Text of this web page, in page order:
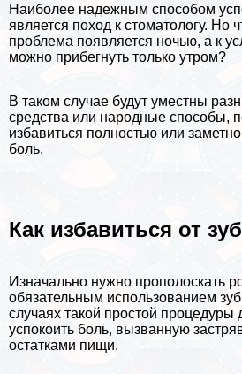
Наиболее надежным способом
является поход к стоматологу. Но
проблема появляется ночью, а к
можно прибегнуть только утром?
В таком случае будут уместны
средства или народные способы,
избавиться полностью или
боль.
Как избавиться от
Изначально нужно прополоскать
обязательным использованием
случаях такой простой процедуры
успокоить боль, вызванную
остатками пищи.